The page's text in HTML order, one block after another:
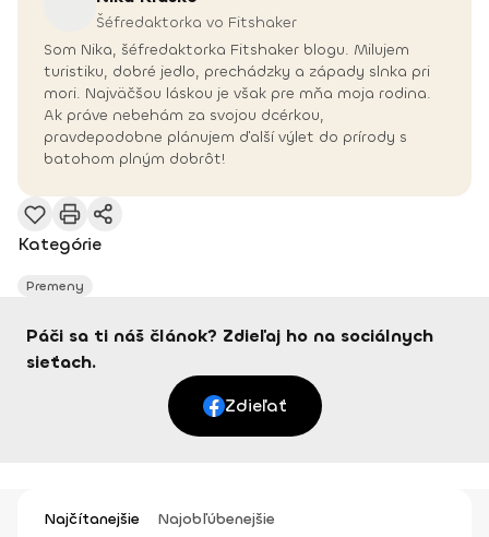
Šéfredaktorka vo Fitshaker
Som Nika, šéfredaktorka Fitshaker blogu. Milujem
turistiku, dobré jedlo, prechádzky a západy slnka pri
mori. Najväčšou láskou je však pre mňa moja rodina.
Ak práve nebehám za svojou dcérkou,
pravdepodobne plánujem ďalší výlet do prírody s
batohom plným dobrôt!
Kategórie
Premeny
Páči sa ti náš článok? Zdieľaj ho na sociálnych
sieťach.
Zdieľať
Najčítanejšie Najobľúbenejšie